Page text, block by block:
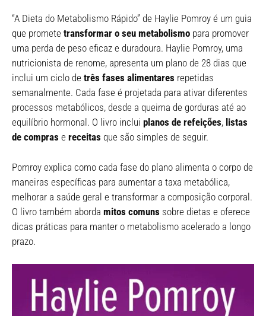
“A Dieta do Metabolismo Rápido” de Haylie Pomroy é um guia
que promete transformar o seu metabolismo para promover
uma perda de peso eficaz e duradoura. Haylie Pomroy, uma
nutricionista de renome, apresenta um plano de 28 dias que
inclui um ciclo de três fases alimentares repetidas
semanalmente. Cada fase é projetada para ativar diferentes
processos metabólicos, desde a queima de gorduras até ao
equilíbrio hormonal. O livro inclui planos de refeições, listas
de compras e receitas que são simples de seguir.
Pomroy explica como cada fase do plano alimenta o corpo de
maneiras específicas para aumentar a taxa metabólica,
melhorar a saúde geral e transformar a composição corporal.
O livro também aborda mitos comuns sobre dietas e oferece
dicas práticas para manter o metabolismo acelerado a longo
prazo.